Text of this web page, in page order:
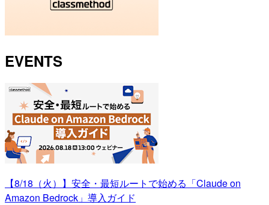
EVENTS
【8/18（火）】安全・最短ルートで始める「Claude on
Amazon Bedrock」導入ガイド